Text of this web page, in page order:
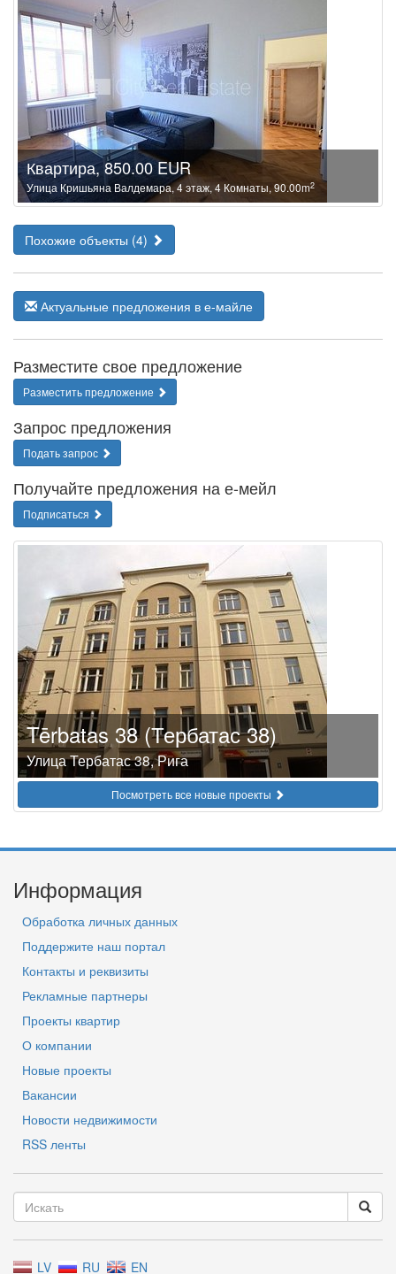
Квартира, 850.00 EUR
Улица Кришьяна Валдемара, 4 этаж, 4 Комнаты, 90.00m2
Похожие объекты (4)
Актуальные предложения в е-майле
Разместите свое предложение
Разместить предложение
Запрос предложения
Подать запрос
Получайте предложения на е-мейл
Подписаться
Tērbatas 38 (Тербатас 38)
Улица Тербатас 38, Рига
Посмотреть все новые проекты
Информация
Обработка личных данных
Поддержите наш портал
Контакты и реквизиты
Рекламные партнеры
Проекты квартир
О компании
Новые проекты
Вакансии
Новости недвижимости
RSS ленты
LV RU EN